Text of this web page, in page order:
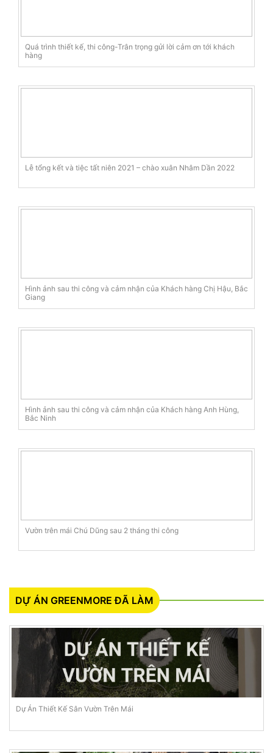
Quá trình thiết kế, thi công-Trân trọng gửi lời cảm ơn tới khách
hàng
Lễ tổng kết và tiệc tất niên 2021 – chào xuân Nhâm Dần 2022
Hình ảnh sau thi công và cảm nhận của Khách hàng Chị Hậu, Bắc
Giang
Hình ảnh sau thi công và cảm nhận của Khách hàng Anh Hùng,
Bắc Ninh
Vườn trên mái Chú Dũng sau 2 tháng thi công
DỰ ÁN GREENMORE ĐÃ LÀM
Dự Án Thiết Kế Sân Vườn Trên Mái